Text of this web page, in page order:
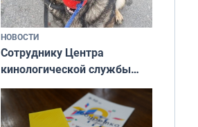
НОВОСТИ
Сотруднику Центра
кинологической службы
ищут новый дом